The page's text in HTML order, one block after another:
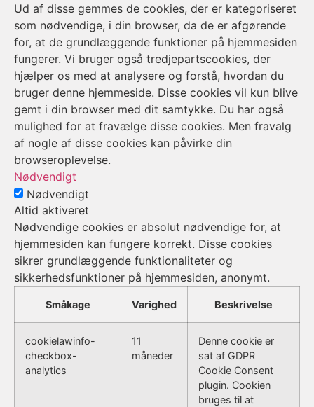
Ud af disse gemmes de cookies, der er kategoriseret
som nødvendige, i din browser, da de er afgørende
for, at de grundlæggende funktioner på hjemmesiden
fungerer. Vi bruger også tredjepartscookies, der
hjælper os med at analysere og forstå, hvordan du
bruger denne hjemmeside. Disse cookies vil kun blive
gemt i din browser med dit samtykke. Du har også
mulighed for at fravælge disse cookies. Men fravalg
af nogle af disse cookies kan påvirke din
browseroplevelse.
Nødvendigt
Nødvendigt
Altid aktiveret
Nødvendige cookies er absolut nødvendige for, at
hjemmesiden kan fungere korrekt. Disse cookies
sikrer grundlæggende funktionaliteter og
sikkerhedsfunktioner på hjemmesiden, anonymt.
Småkage Varighed Beskrivelse
cookielawinfo-
checkbox-
analytics
11
måneder
Denne cookie er
sat af GDPR
Cookie Consent
plugin. Cookien
bruges til at